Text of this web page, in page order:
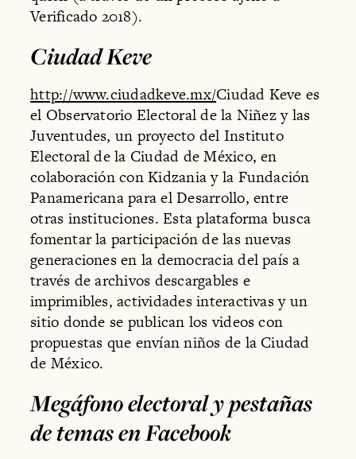
Verificado 2018).
Ciudad Keve
http://www.ciudadkeve.mx/Ciudad Keve es
el Observatorio Electoral de la Niñez y las
Juventudes, un proyecto del Instituto
Electoral de la Ciudad de México, en
colaboración con Kidzania y la Fundación
Panamericana para el Desarrollo, entre
otras instituciones. Esta plataforma busca
fomentar la participación de las nuevas
generaciones en la democracia del país a
través de archivos descargables e
imprimibles, actividades interactivas y un
sitio donde se publican los videos con
propuestas que envían niños de la Ciudad
de México.
Megáfono electoral y pestañas
de temas en Facebook